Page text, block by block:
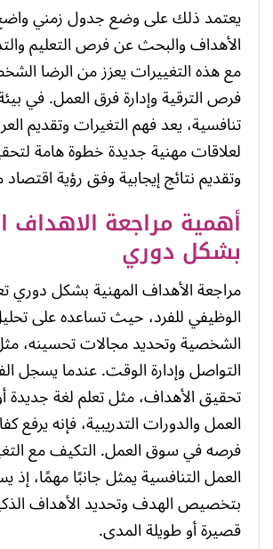
يعتمد ذلك على وضع جدول زمني
الأهداف والبحث عن فرص التعليم
مع هذه التغييرات يعزز من الرضا
فرص الترقية وإدارة فرق العمل. في
تنافسية، يعد فهم التغيرات وتقديم
لعلاقات مهنية جديدة خطوة هامة
وتقديم نتائج إيجابية وفق رؤية
أهمية مراجعة الاهداف
بشكل دوري
مراجعة الأهداف المهنية بشكل دوري
الوظيفي للفرد، حيث تساعده على
الشخصية وتحديد مجالات تحسينه،
التواصل وإدارة الوقت. عندما يسجل
تحقيق الأهداف، مثل تعلم لغة
العمل والدورات التدريبية، فإنه يرفع
فرصه في سوق العمل. التكيف مع
العمل التنافسية يمثل جانبًا مهمًا، إذ
بتخصيص الهدف وتحديد الأهداف
قصيرة أو طويلة المدى.